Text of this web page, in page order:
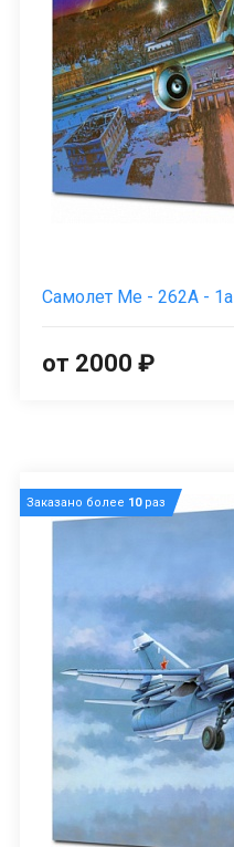
Самолет Me - 262A - 1a
от 2000 ₽
Заказано более 10раз